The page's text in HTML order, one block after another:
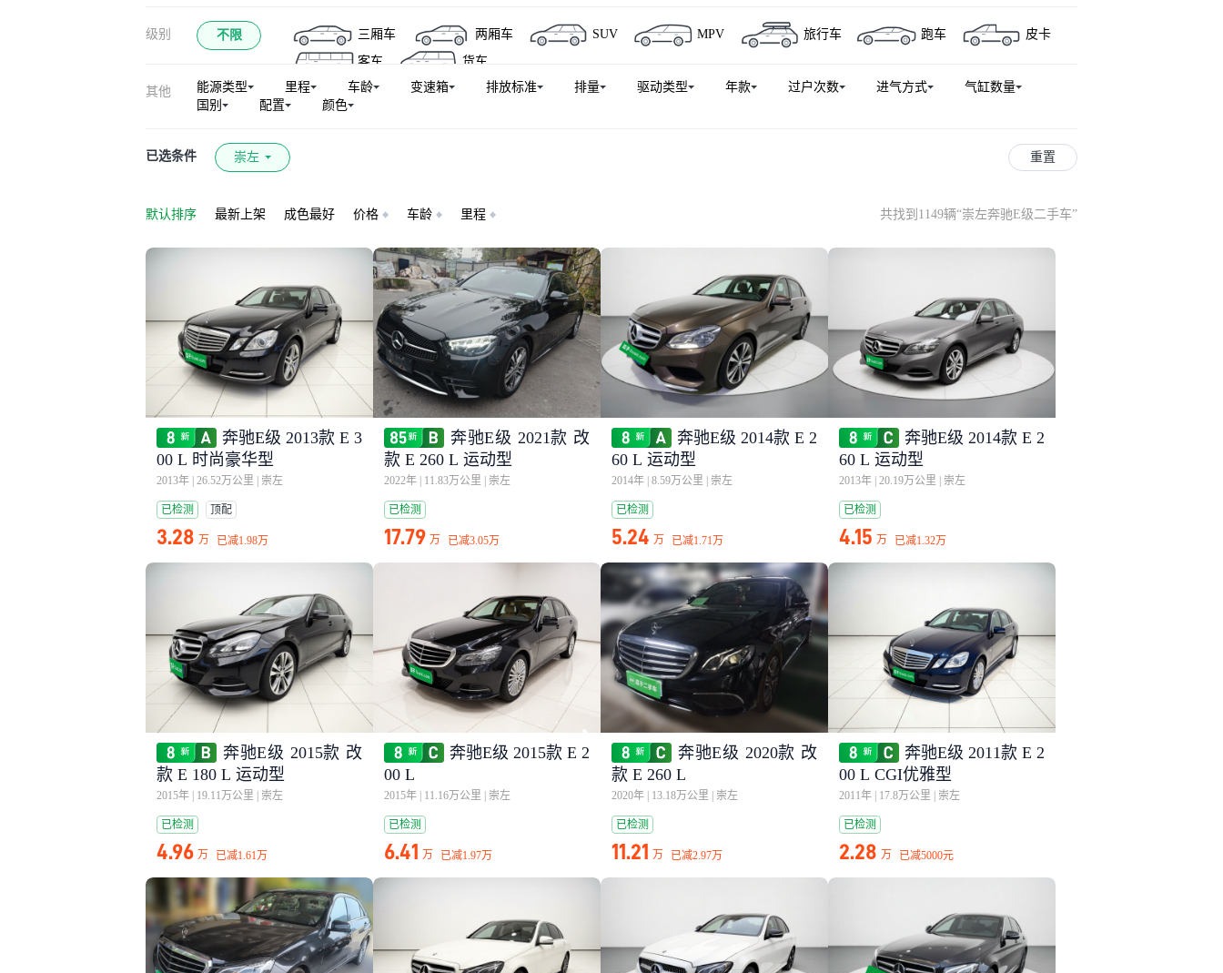
奔驰CLA AMG 奔驰EQS 奔驰EQB AMG GT 唯雅诺 奔驰GLA AMG 奔驰GLB AMG
奔驰GLC轿跑 AMG 奔驰GLE新能源
奔驰GLE级（平行进口） 奔驰GLK级(进口) 奔驰GLA(进口) 奔驰EQS SUV 奔驰GL级 奔驰CLE
奔驰S级AMG 奔驰SL级AMG 乌尼莫克U4023 乌尼莫克U5023
奔驰CLE AMG 奔驰G级新能源
迈巴赫S级新能源
级别 不限 三厢车 两厢车 SUV MPV 旅行车 跑车
皮卡
客车
货车
其他 能源类型 里程 车龄 变速箱 排放标准 排量 驱动类型 年款 过户次数 进气方式
气缸数量
国别
配置 颜色
已选条件 崇左 重置
默认排序 最新上架 成色最好 价格 车龄 里程 共找到1149辆“崇左奔驰E级二手车”
奔驰E级 2013款 E 3
00 L 时尚豪华型
2013年 26.52万公里 崇左
已检测 顶配
3.28 万 已减1.98万
奔驰E级 2021款 改
款 E 260 L 运动型
2022年 11.83万公里 崇左
已检测
17.79 万 已减3.05万
奔驰E级 2014款 E 2
60 L 运动型
2014年 8.59万公里 崇左
已检测
5.24 万 已减1.71万
奔驰E级 2014款 E 2
60 L 运动型
2013年 20.19万公里 崇左
已检测
4.15 万 已减1.32万
奔驰E级 2015款 改
款 E 180 L 运动型
2015年 19.11万公里 崇左
已检测
4.96 万 已减1.61万
奔驰E级 2015款 E 2
00 L
2015年 11.16万公里 崇左
已检测
6.41 万 已减1.97万
奔驰E级 2020款 改
款 E 260 L
2020年 13.18万公里 崇左
已检测
11.21 万 已减2.97万
奔驰E级 2011款 E 2
00 L CGI优雅型
2011年 17.8万公里 崇左
已检测
2.28 万 已减5000元